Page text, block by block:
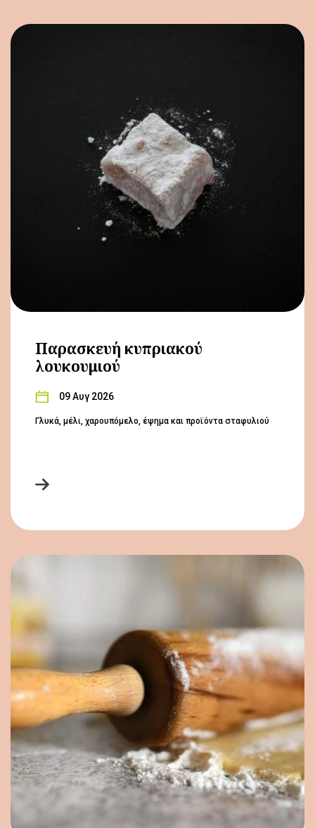
Παρασκευή κυπριακού
λουκουμιού
09 Αυγ 2026
Γλυκά, μέλι, χαρουπόμελο, έψημα και προϊόντα σταφυλιού